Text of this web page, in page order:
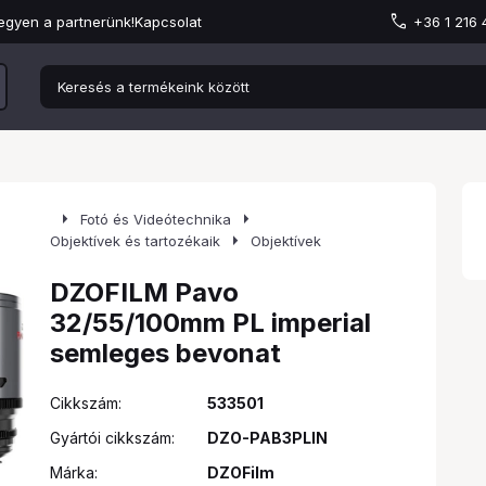
a partnerünk!Kapcsolat +36 1 216
arrow_right Fotó és Videótechnika arrow_right
Objektívek és tartozékaik arrow_right Objektívek
DZOFILM Pavo
32/55/100mm PL imperial
semleges bevonat
Cikkszám:
533501
Gyártói cikkszám:
DZO-PAB3PLIN
Márka:
DZOFilm